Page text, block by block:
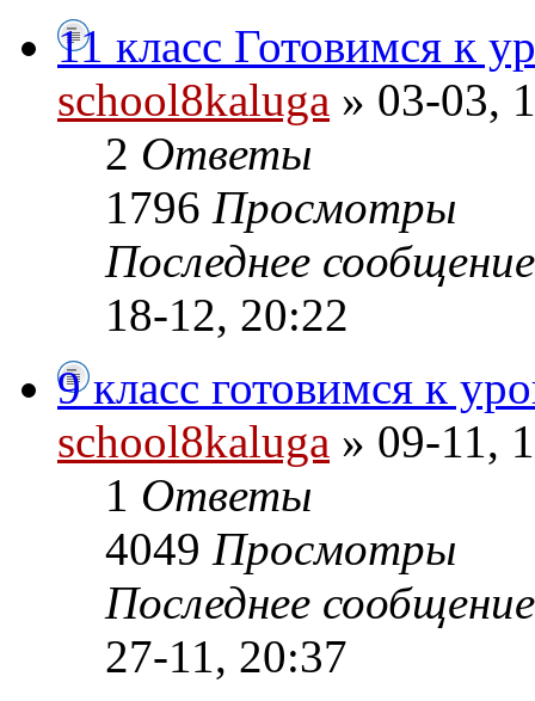
11 класс Готовимся к
school8kaluga » 03-03,
2 Ответы
1796 Просмотры
Последнее
18-12, 20:22
9 класс готовимся к
school8kaluga » 09-11,
1 Ответы
4049 Просмотры
Последнее
27-11, 20:37